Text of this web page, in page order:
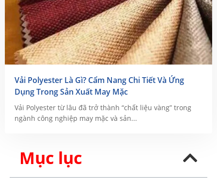
Vải Polyester Là Gì? Cẩm Nang Chi Tiết Và Ứng
Dụng Trong Sản Xuất May Mặc
Vải Polyester từ lâu đã trở thành “chất liệu vàng” trong
ngành công nghiệp may mặc và sản...
Mục lục